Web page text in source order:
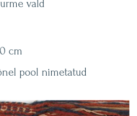
vald
cm
pool nimetatud